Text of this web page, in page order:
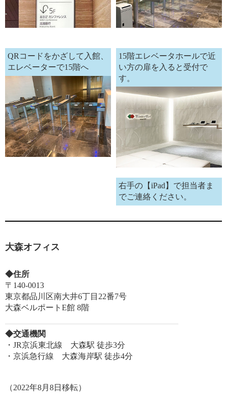
QRコードをかざして入館、
エレベーターで15階へ
15階エレベータホールで近
い方の扉を入ると受付で
す。
右手の【iPad】で担当者ま
でご連絡ください。
大森オフィス
◆住所
〒140-0013
東京都品川区南大井6丁目22番7号
大森ベルポートE館 8階
◆交通機関
・JR京浜東北線 大森駅 徒歩3分
・京浜急行線 大森海岸駅 徒歩4分
（2022年8月8日移転）